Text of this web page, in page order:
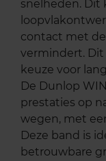
snelheden. Dit
contact met
vermindert.
keuze voor
De Dunlop
prestaties op
wegen, met
Deze band is
betrouwbare